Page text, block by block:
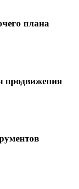
плана
продвижения